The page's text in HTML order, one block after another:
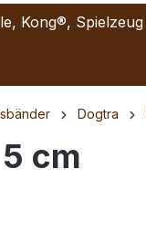
Kong®, Spielzeug
Dogtra
cm